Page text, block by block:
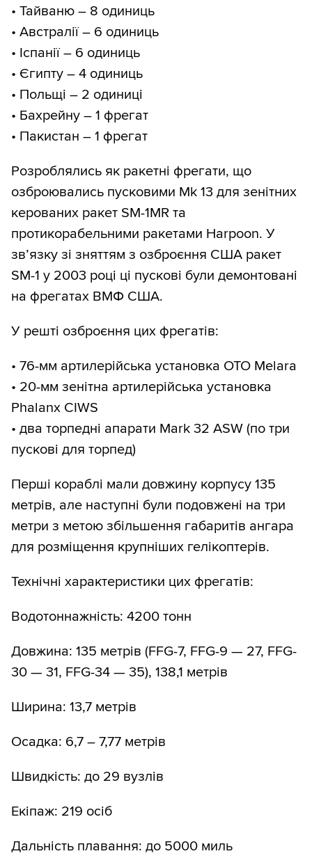
• Тайваню – 8 одиниць
• Австралії – 6 одиниць
• Іспанії – 6 одиниць
• Єгипту – 4 одиниць
• Польщі – 2 одиниці
• Бахрейну – 1 фрегат
• Пакистан – 1 фрегат
Розроблялись як ракетні фрегати, що
озброювались пусковими Mk 13 для зенітних
керованих ракет SM-1MR та
протикорабельними ракетами Harpoon. У
зв’язку зі зняттям з озброєння США ракет
SM-1 у 2003 році ці пускові були демонтовані
на фрегатах ВМФ США.
У решті озброєння цих фрегатів:
• 76-мм артилерійська установка OTO Melara
• 20-мм зенітна артилерійська установка
Phalanx CIWS
• два торпедні апарати Mark 32 ASW (по три
пускові для торпед)
Перші кораблі мали довжину корпусу 135
метрів, але наступні були подовжені на три
метри з метою збільшення габаритів ангара
для розміщення крупніших гелікоптерів.
Технічні характеристики цих фрегатів:
Водотоннажність: 4200 тонн
Довжина: 135 метрів (FFG-7, FFG-9 — 27, FFG-
30 — 31, FFG-34 — 35), 138,1 метрів
Ширина: 13,7 метрів
Осадка: 6,7 – 7,77 метрів
Швидкість: до 29 вузлів
Екіпаж: 219 осіб
Дальність плавання: до 5000 миль